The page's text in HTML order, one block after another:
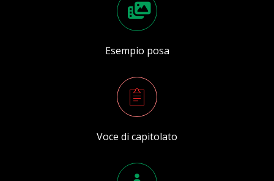
Esempio posa
Voce di capitolato